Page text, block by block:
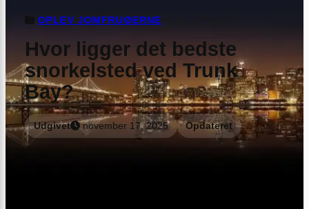
OPLEV JOMFRUØERNE
Hvor ligger det bedste
snorkelsted ved Trunk
Bay?
Udgivet november 17, 2025 Opdateret